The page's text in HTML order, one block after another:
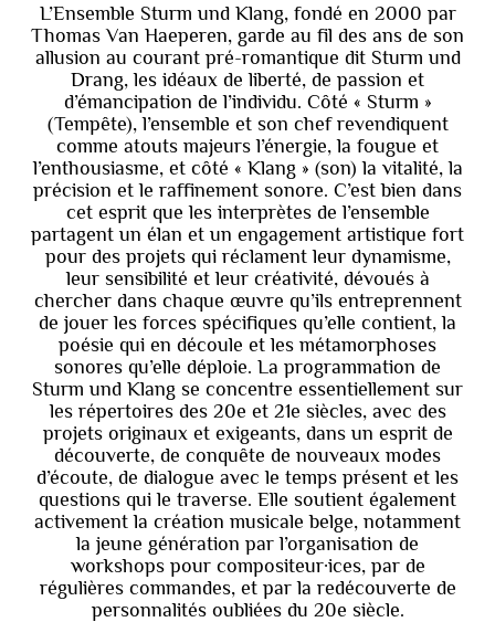
L’Ensemble Sturm und Klang, fondé en 2000 par
Thomas Van Haeperen, garde au fil des ans de son
allusion au courant pré-romantique dit Sturm und
Drang, les idéaux de liberté, de passion et
d’émancipation de l’individu. Côté « Sturm »
(Tempête), l’ensemble et son chef revendiquent
comme atouts majeurs l’énergie, la fougue et
l’enthousiasme, et côté « Klang » (son) la vitalité, la
précision et le raffinement sonore. C’est bien dans
cet esprit que les interprètes de l’ensemble
partagent un élan et un engagement artistique fort
pour des projets qui réclament leur dynamisme,
leur sensibilité et leur créativité, dévoués à
chercher dans chaque œuvre qu’ils entreprennent
de jouer les forces spécifiques qu’elle contient, la
poésie qui en découle et les métamorphoses
sonores qu’elle déploie. La programmation de
Sturm und Klang se concentre essentiellement sur
les répertoires des 20e et 21e siècles, avec des
projets originaux et exigeants, dans un esprit de
découverte, de conquête de nouveaux modes
d’écoute, de dialogue avec le temps présent et les
questions qui le traverse. Elle soutient également
activement la création musicale belge, notamment
la jeune génération par l’organisation de
workshops pour compositeur·ices, par de
régulières commandes, et par la redécouverte de
personnalités oubliées du 20e siècle.